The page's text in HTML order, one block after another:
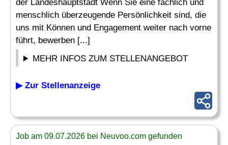
der Landeshauptstadt Wenn Sie eine fachlich und
menschlich überzeugende Persönlichkeit sind, die
uns mit Können und Engagement weiter nach vorne
führt, bewerben [...]
MEHR INFOS ZUM STELLENANGEBOT
▶ Zur Stellenanzeige
Job am 09.07.2026 bei Neuvoo.com gefunden